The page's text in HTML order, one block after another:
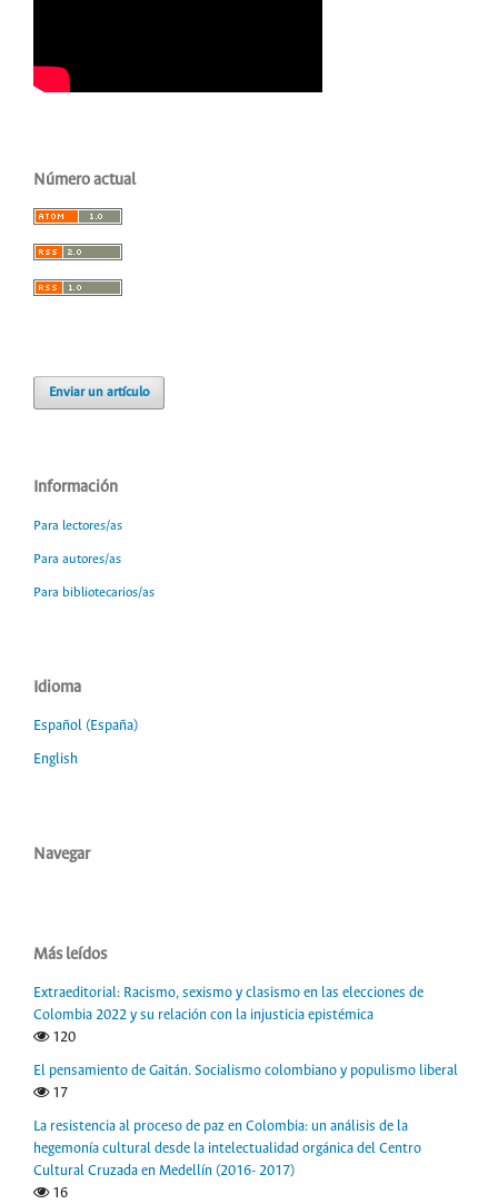
Número actual
Enviar un artículo
Información
Para lectores/as
Para autores/as
Para bibliotecarios/as
Idioma
Español (España)
English
Navegar
Más leídos
Extraeditorial: Racismo, sexismo y clasismo en las elecciones de
Colombia 2022 y su relación con la injusticia epistémica
120
El pensamiento de Gaitán. Socialismo colombiano y populismo liberal
17
La resistencia al proceso de paz en Colombia: un análisis de la
hegemonía cultural desde la intelectualidad orgánica del Centro
Cultural Cruzada en Medellín (2016- 2017)
16